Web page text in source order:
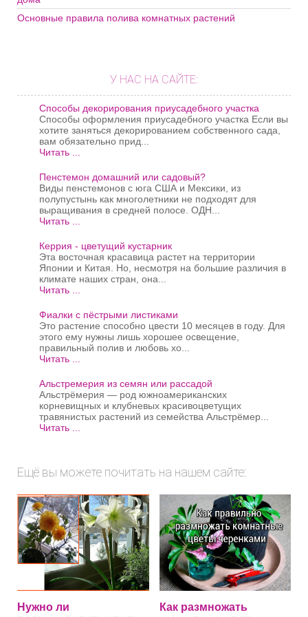
Основные правила полива комнатных растений
У НАС НА САЙТЕ:
Способы декорирования приусадебного участка
Способы оформления приусадебного участка Если вы
хотите заняться декорированием собственного сада,
вам обязательно прид...
Читать ...
Пенстемон домашний или садовый?
Виды пенстемонов с юга США и Мексики, из
полупустынь как многолетники не подходят для
выращивания в средней полосе. ОДН...
Читать ...
Керрия - цветущий кустарник
Эта восточная красавица растет на территории
Японии и Китая. Но, несмотря на большие различия в
климате наших стран, она...
Читать ...
Фиалки с пёстрыми листиками
Это растение способно цвести 10 месяцев в году. Для
этого ему нужны лишь хорошее освещение,
правильный полив и любовь хо...
Читать ...
Альстремерия из семян или рассадой
Альстрёмерия — род южноамериканских
корневищных и клубневых красивоцветущих
травянистых растений из семейства Альстрёмер...
Читать ...
Ещё вы можете почитать на нашем сайте:
Нужно ли
Как размножать